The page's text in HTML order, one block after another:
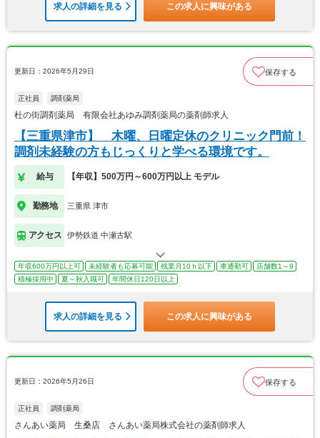
求人の詳細を見る この求人に興味がある
更新日：2026年5月29日 保存する
正社員 調剤薬局
杜の街調剤薬局 有限会社あゆみ調剤薬局の薬剤師求人
【三重県津市】 木曜、日曜定休のクリニック門前！
調剤未経験の方もじっくりと学べる環境です。
給与 【年収】500万円～600万円以上 モデル
勤務地 三重県 津市
アクセス 伊勢鉄道 中瀬古駅
年収600万円以上可 未経験者も応募可能 残業月10ｈ以下 車通勤可
店舗数1～9
積極採用中
夏～秋入職可 年間休日120日以上
求人の詳細を見る この求人に興味がある
更新日：2026年5月26日 保存する
正社員 調剤薬局
さんあい薬局 生桑店 さんあい薬局株式会社の薬剤師求人